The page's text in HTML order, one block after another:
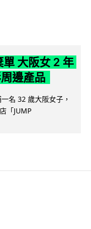
大阪女 2 年
邊產品
名 32 歲大阪女子，
「JUMP